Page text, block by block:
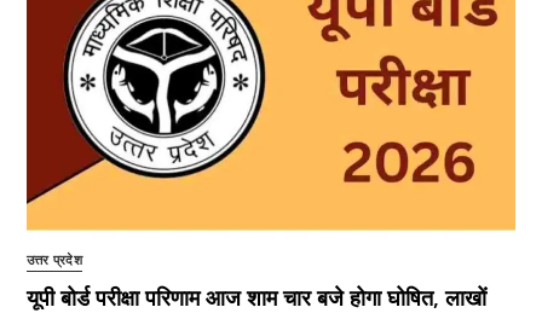
उत्तर प्रदेश
यूपी बोर्ड परीक्षा परिणाम आज शाम चार बजे होगा घोषित, लाखों